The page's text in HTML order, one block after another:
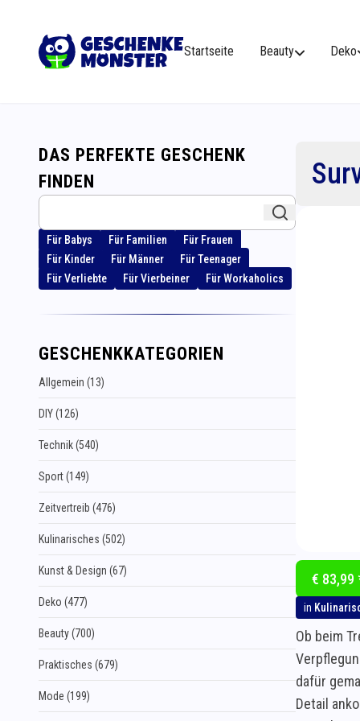
Startseite Beauty Deko
€ 83,99
in
Ob beim
dafür
Detail
DAS PERFEKTE GESCHENK
FINDEN
Für Babys Für Familien
Für Frauen
Für Kinder
Für Männer
Für Teenager
Für Verliebte
Für Vierbeiner Für Workaholics
GESCHENKKATEGORIEN
Allgemein (13)
DIY (126)
Technik (540)
Sport (149)
Zeitvertreib (476)
Kulinarisches (502)
Kunst & Design (67)
Deko (477)
Beauty (700)
Praktisches (679)
Mode (199)